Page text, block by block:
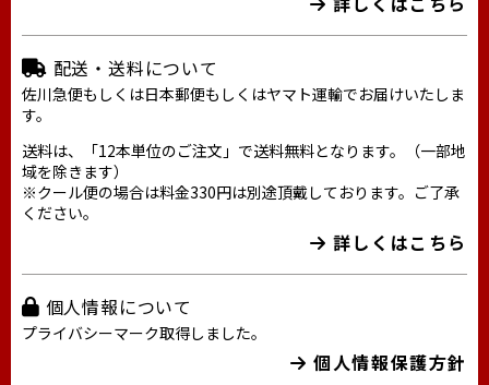
配送・送料について
佐川急便もしくは日本郵便もしくはヤマト運輸でお届けいたしま
す。
送料は、「12本単位のご注文」で送料無料となります。（一部地
域を除きます）
※クール便の場合は料金330円は別途頂戴しております。ご了承
ください。
詳しくはこちら
個人情報について
プライバシーマーク取得しました。
個人情報保護方針